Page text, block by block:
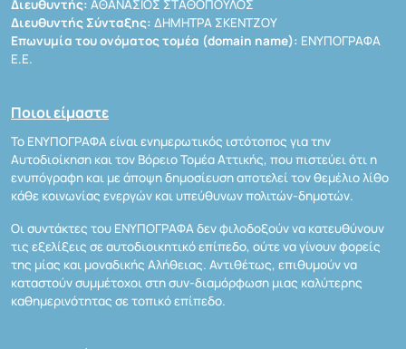
Διευθυντής: ΑΘΑΝΑΣΙΟΣ ΣΤΑΘΟΠΟΥΛΟΣ
Διευθυντής Σύνταξης: ΔΗΜΗΤΡΑ ΣΚΕΝΤΖΟΥ
Επωνυμία του ονόματος τομέα (domain name): ΕΝΥΠΟΓΡΑΦΑ
Ε.Ε.
Ποιοι είμαστε
Το ΕΝΥΠΟΓΡΑΦΑ είναι ενημερωτικός ιστότοπος για την
Αυτοδιοίκηση και τον Βόρειο Τομέα Αττικής, που πιστεύει ότι η
ενυπόγραφη και με άποψη δημοσίευση αποτελεί τον θεμέλιο λίθο
κάθε κοινωνίας ενεργών και υπεύθυνων πολιτών-δημοτών.
Οι συντάκτες του ΕΝΥΠΟΓΡΑΦΑ δεν φιλοδοξούν να κατευθύνουν
τις εξελίξεις σε αυτοδιοικητικό επίπεδο, ούτε να γίνουν φορείς
της μίας και μοναδικής Αλήθειας. Αντιθέτως, επιθυμούν να
καταστούν συμμέτοχοι στη συν-διαμόρφωση μιας καλύτερης
καθημερινότητας σε τοπικό επίπεδο.